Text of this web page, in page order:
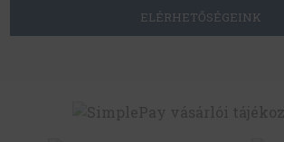
ELÉRHETŐSÉGEINK